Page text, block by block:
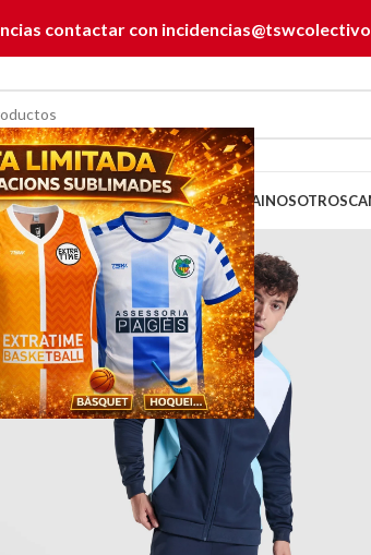
contactar con
SELECCIONAR CATEGORÍA
INICIOCATÁLOGOSMUSAINOSOTROS